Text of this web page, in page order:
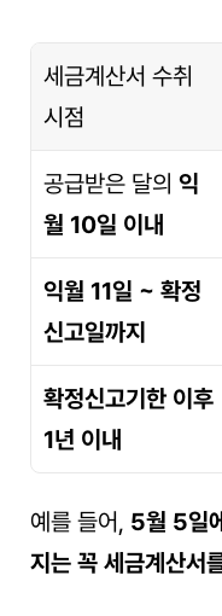
세금계산서 수취
시점
공급받은 달의 익
월 10일 이내
익월 11일 ~ 확정
신고일까지
확정신고기한 이후
1년 이내
예를 들어, 5월 5일
지는 꼭 세금계산서